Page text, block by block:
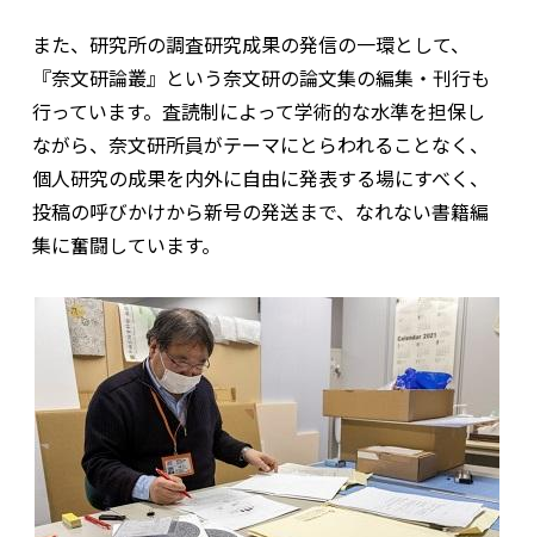
また、研究所の調査研究成果の発信の一環として、
『奈文研論叢』という奈文研の論文集の編集・刊行も
行っています。査読制によって学術的な水準を担保し
ながら、奈文研所員がテーマにとらわれることなく、
個人研究の成果を内外に自由に発表する場にすべく、
投稿の呼びかけから新号の発送まで、なれない書籍編
集に奮闘しています。